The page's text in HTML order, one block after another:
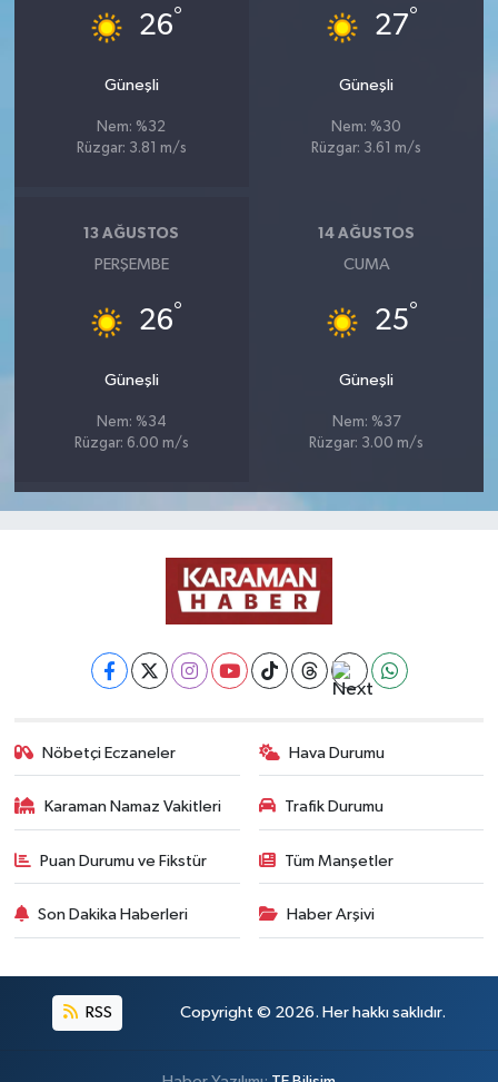
26°
Güneşli
Nem: %32
Rüzgar: 3.81 m/s
27°
Güneşli
Nem: %30
Rüzgar: 3.61 m/s
13 AĞUSTOS
PERŞEMBE
26°
Güneşli
Nem: %34
Rüzgar: 6.00 m/s
14 AĞUSTOS
CUMA
25°
Güneşli
Nem: %37
Rüzgar: 3.00 m/s
Nöbetçi Eczaneler Hava Durumu
Karaman Namaz Vakitleri Trafik Durumu
Puan Durumu ve Fikstür Tüm Manşetler
Son Dakika Haberleri Haber Arşivi
RSS Copyright © 2026. Her hakkı saklıdır.